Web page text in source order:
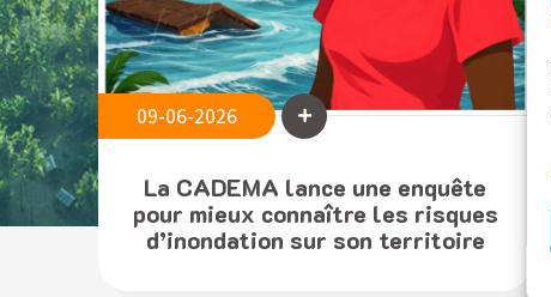
09-06-2026
La CADEMA lance une enquête
pour mieux connaître les risques
d’inondation sur son territoire